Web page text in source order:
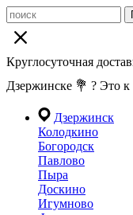
Круглосуточная
Дзержинске 💐 ? Это
Дзержинск
Колодкино
Богородск
Павлово
Пыра
Доскино
Игумново